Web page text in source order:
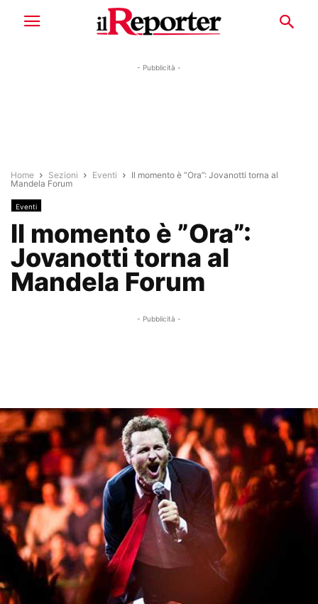
- Pubblicità -
Home Sezioni Eventi
Il momento è ”Ora”: Jovanotti torna al
Mandela Forum
Eventi
Il momento è ”Ora”:
Jovanotti torna al
Mandela Forum
- Pubblicità -